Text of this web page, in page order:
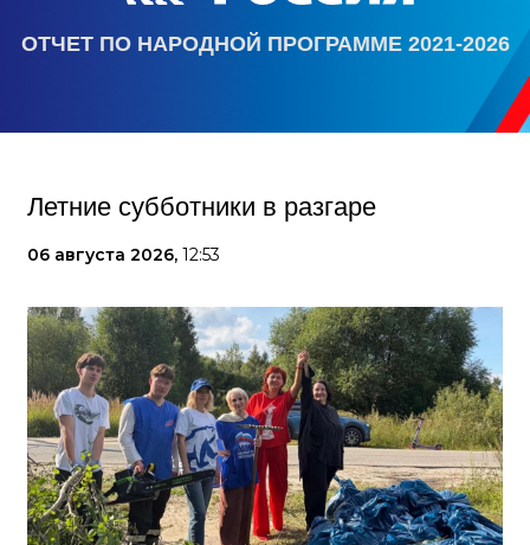
ОТЧЕТ ПО НАРОДНОЙ ПРОГРАММЕ 2021-2026
Летние субботники в разгаре
06 августа 2026, 12:53